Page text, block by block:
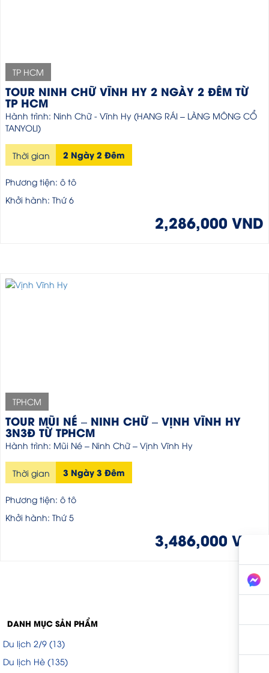
TP HCM
TOUR NINH CHỮ VĨNH HY 2 NGÀY 2 ĐÊM TỪ
TP HCM
Hành trình: Ninh Chữ - Vĩnh Hy (HANG RÁI – LÀNG MÔNG CỔ
TANYOLI)
Thời gian 2 Ngày 2 Đêm
Phương tiện: ô tô
Khởi hành: Thứ 6
2,286,000 VND
TPHCM
TOUR MŨI NÉ – NINH CHỮ – VỊNH VĨNH HY
3N3Đ TỪ TPHCM
Hành trình: Mũi Né – Ninh Chữ – Vịnh Vĩnh Hy
Thời gian 3 Ngày 3 Đêm
Phương tiện: ô tô
Khởi hành: Thứ 5
3,486,000 VND
DANH MỤC SẢN PHẨM
Du lịch 2/9 (13)
Du lịch Hè (135)